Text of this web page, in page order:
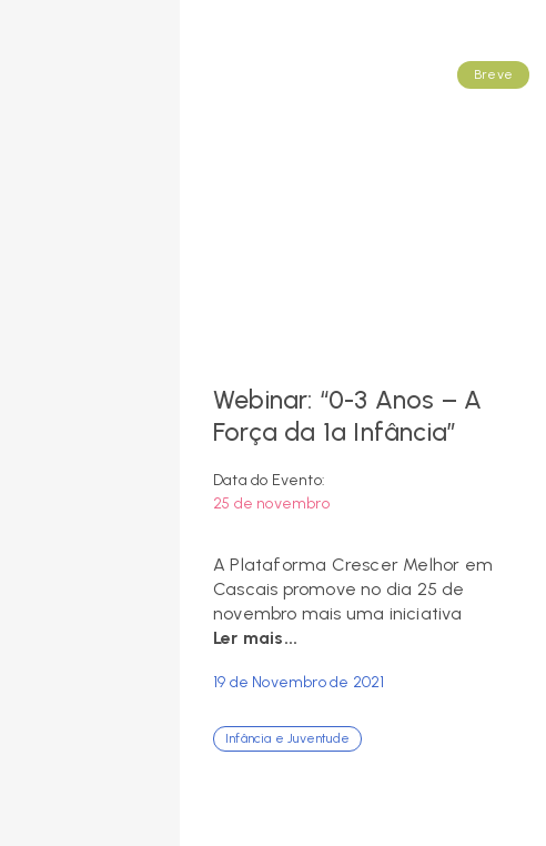
Breve
Webinar: “0-3 Anos – A
Força da 1ª Infância”
Data do Evento:
25 de novembro
A Plataforma Crescer Melhor em
Cascais promove no dia 25 de
novembro mais uma iniciativa
Ler mais...
19 de Novembro de 2021
Infância e Juventude